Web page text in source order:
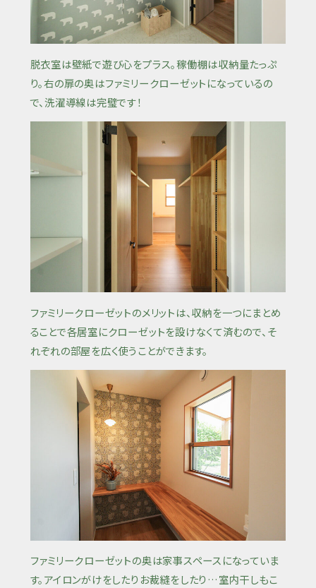
脱衣室は壁紙で遊び心をプラス。稼働棚は収納量たっぷ
り。右の扉の奥はファミリークローゼットになっているの
で、洗濯導線は完璧です！
ファミリークローゼットのメリットは、収納を一つにまとめ
ることで各居室にクローゼットを設けなくて済むので、そ
れぞれの部屋を広く使うことができます。
ファミリークローゼットの奥は家事スペースになっていま
す。アイロンがけをしたりお裁縫をしたり…室内干しもこ